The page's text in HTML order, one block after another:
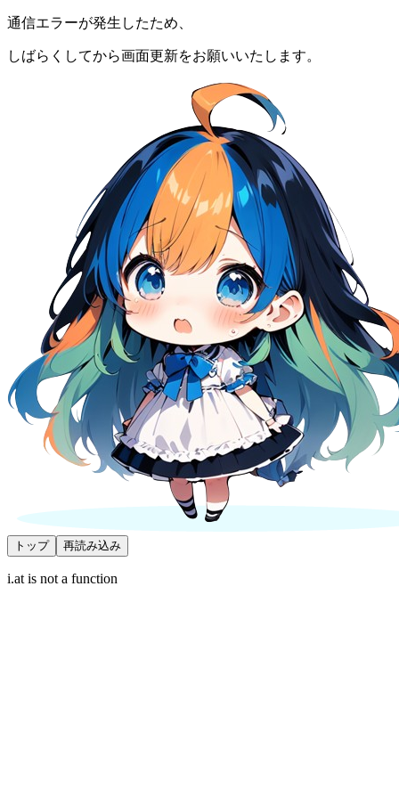
通信エラーが発生したため、
しばらくしてから画面更新をお願いいたします。
トップ 再読み込み
i.at is not a function